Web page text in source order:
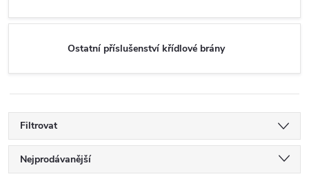
Ostatní příslušenství křídlové brány
Filtrovat
Ř
Nejprodávanější